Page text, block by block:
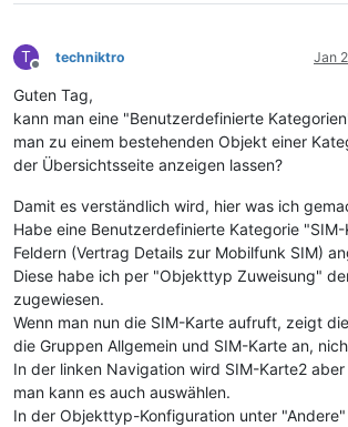
T
Offline
techniktro Jan
Guten Tag,
kann man eine "Benutzerdefinierte
man zu einem bestehenden Objekt einer
der Übersichtsseite anzeigen lassen?
Damit es verständlich wird, hier was ich
Habe eine Benutzerdefinierte Kategorie
Feldern (Vertrag Details zur Mobilfunk SIM)
Diese habe ich per "Objekttyp Zuweisung"
zugewiesen.
Wenn man nun die SIM-Karte aufruft, zeigt
die Gruppen Allgemein und SIM-Karte an,
In der linken Navigation wird SIM-Karte2
man kann es auch auswählen.
In der Objekttyp-Konfiguration unter